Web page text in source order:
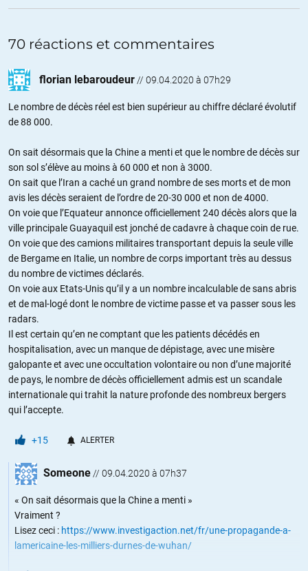
70 réactions et commentaires
florian lebaroudeur // 09.04.2020 à 07h29
Le nombre de décès réel est bien supérieur au chiffre déclaré évolutif
de 88 000.
On sait désormais que la Chine a menti et que le nombre de décès sur
son sol s’élève au moins à 60 000 et non à 3000.
On sait que l’Iran a caché un grand nombre de ses morts et de mon
avis les décès seraient de l’ordre de 20-30 000 et non de 4000.
On voie que l’Equateur annonce officiellement 240 décès alors que la
ville principale Guayaquil est jonché de cadavre à chaque coin de rue.
On voie que des camions militaires transportant depuis la seule ville
de Bergame en Italie, un nombre de corps important très au dessus
du nombre de victimes déclarés.
On voie aux Etats-Unis qu’il y a un nombre incalculable de sans abris
et de mal-logé dont le nombre de victime passe et va passer sous les
radars.
Il est certain qu’en ne comptant que les patients décédés en
hospitalisation, avec un manque de dépistage, avec une misère
galopante et avec une occultation volontaire ou non d’une majorité
de pays, le nombre de décès officiellement admis est un scandale
internationale qui trahit la nature profonde des nombreux bergers
qui l’accepte.
+15 ALERTER
Someone // 09.04.2020 à 07h37
« On sait désormais que la Chine a menti »
Vraiment ?
Lisez ceci : https://www.investigaction.net/fr/une-propagande-a-
lamericaine-les-milliers-durnes-de-wuhan/